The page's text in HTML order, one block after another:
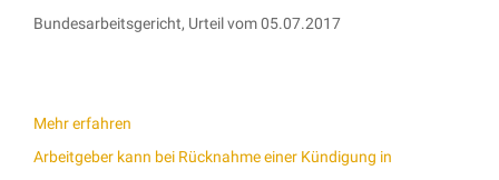
Bundesarbeitsgericht, Urteil vom 05.07.2017
Mehr erfahren
Arbeitgeber kann bei Rücknahme einer Kündigung in